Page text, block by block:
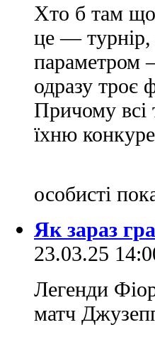
Хто б там що
це — турнір,
параметром
одразу троє
Причому всі
їхню
особисті
Як зараз
23.03.25
Легенди
матч